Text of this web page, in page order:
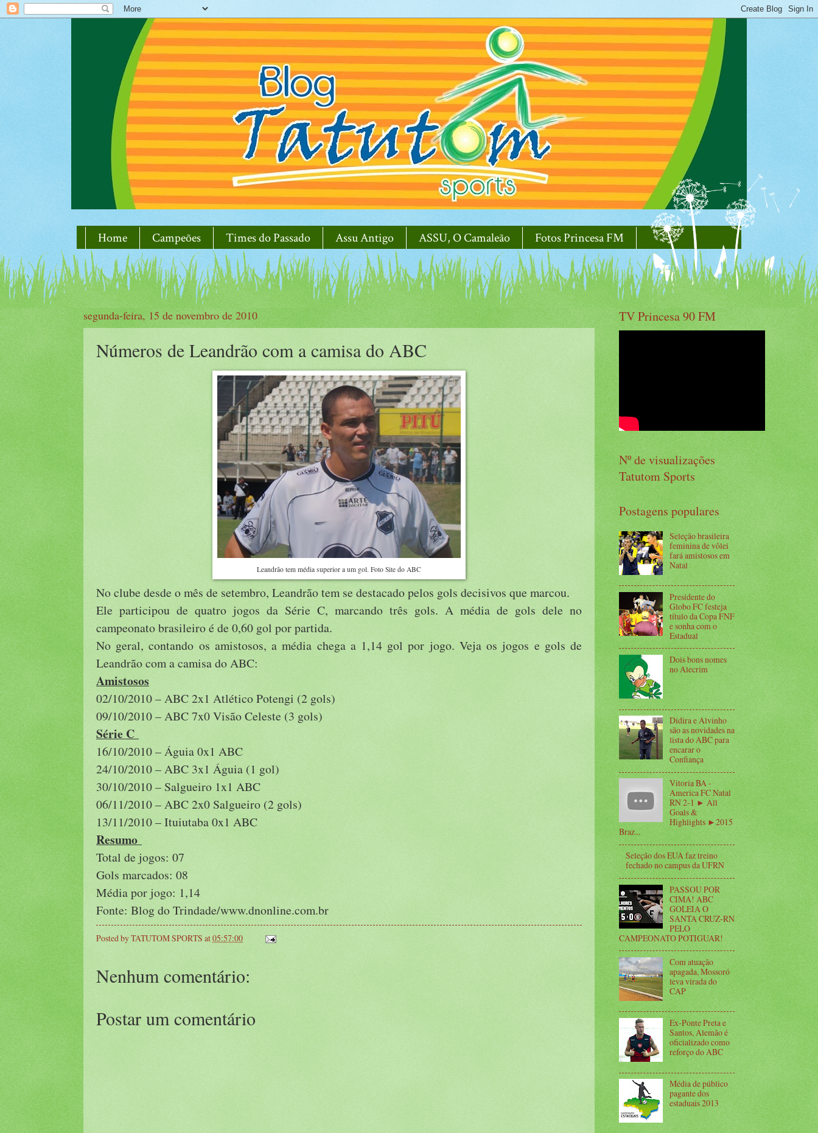
Home Campeões Times do Passado Assu Antigo ASSU, O Camaleão Fotos Princesa FM
segunda-feira, 15 de novembro de 2010
Números de Leandrão com a camisa do ABC
Leandrão tem média superior a um gol. Foto Site do ABC
No clube desde o mês de setembro, Leandrão tem se destacado pelos gols decisivos que marcou.
Ele participou de quatro jogos da Série C, marcando três gols. A média de gols dele no
campeonato brasileiro é de 0,60 gol por partida.
No geral, contando os amistosos, a média chega a 1,14 gol por jogo. Veja os jogos e gols de
Leandrão com a camisa do ABC:
Amistosos
02/10/2010 – ABC 2x1 Atlético Potengi (2 gols)
09/10/2010 – ABC 7x0 Visão Celeste (3 gols)
Série C
16/10/2010 – Águia 0x1 ABC
24/10/2010 – ABC 3x1 Águia (1 gol)
30/10/2010 – Salgueiro 1x1 ABC
06/11/2010 – ABC 2x0 Salgueiro (2 gols)
13/11/2010 – Ituiutaba 0x1 ABC
Resumo
Total de jogos: 07
Gols marcados: 08
Média por jogo: 1,14
Fonte: Blog do Trindade/www.dnonline.com.br
Posted byTATUTOM SPORTS at05:57:00
Nenhum comentário:
Postar um comentário
TV Princesa 90 FM
Nº de visualizações
Tatutom Sports
Postagens populares
Seleção brasileira
feminina de vôlei
fará amistosos em
Natal
Presidente do
Globo FC festeja
título da Copa FNF
e sonha com o
Estadual
Dois bons nomes
no Alecrim
Didira e Alvinho
são as novidades na
lista do ABC para
encarar o
Confiança
Vitoria BA -
America FC Natal
RN 2-1 ► All
Goals &
Highlights ►2015
Braz...
Seleção dos EUA faz treino
fechado no campus da UFRN
PASSOU POR
CIMA! ABC
GOLEIA O
SANTA CRUZ-RN
PELO
CAMPEONATO POTIGUAR!
Com atuação
apagada, Mossoró
leva virada do
CAP
Ex-Ponte Preta e
Santos, Alemão é
oficializado como
reforço do ABC
Média de público
pagante dos
estaduais 2013